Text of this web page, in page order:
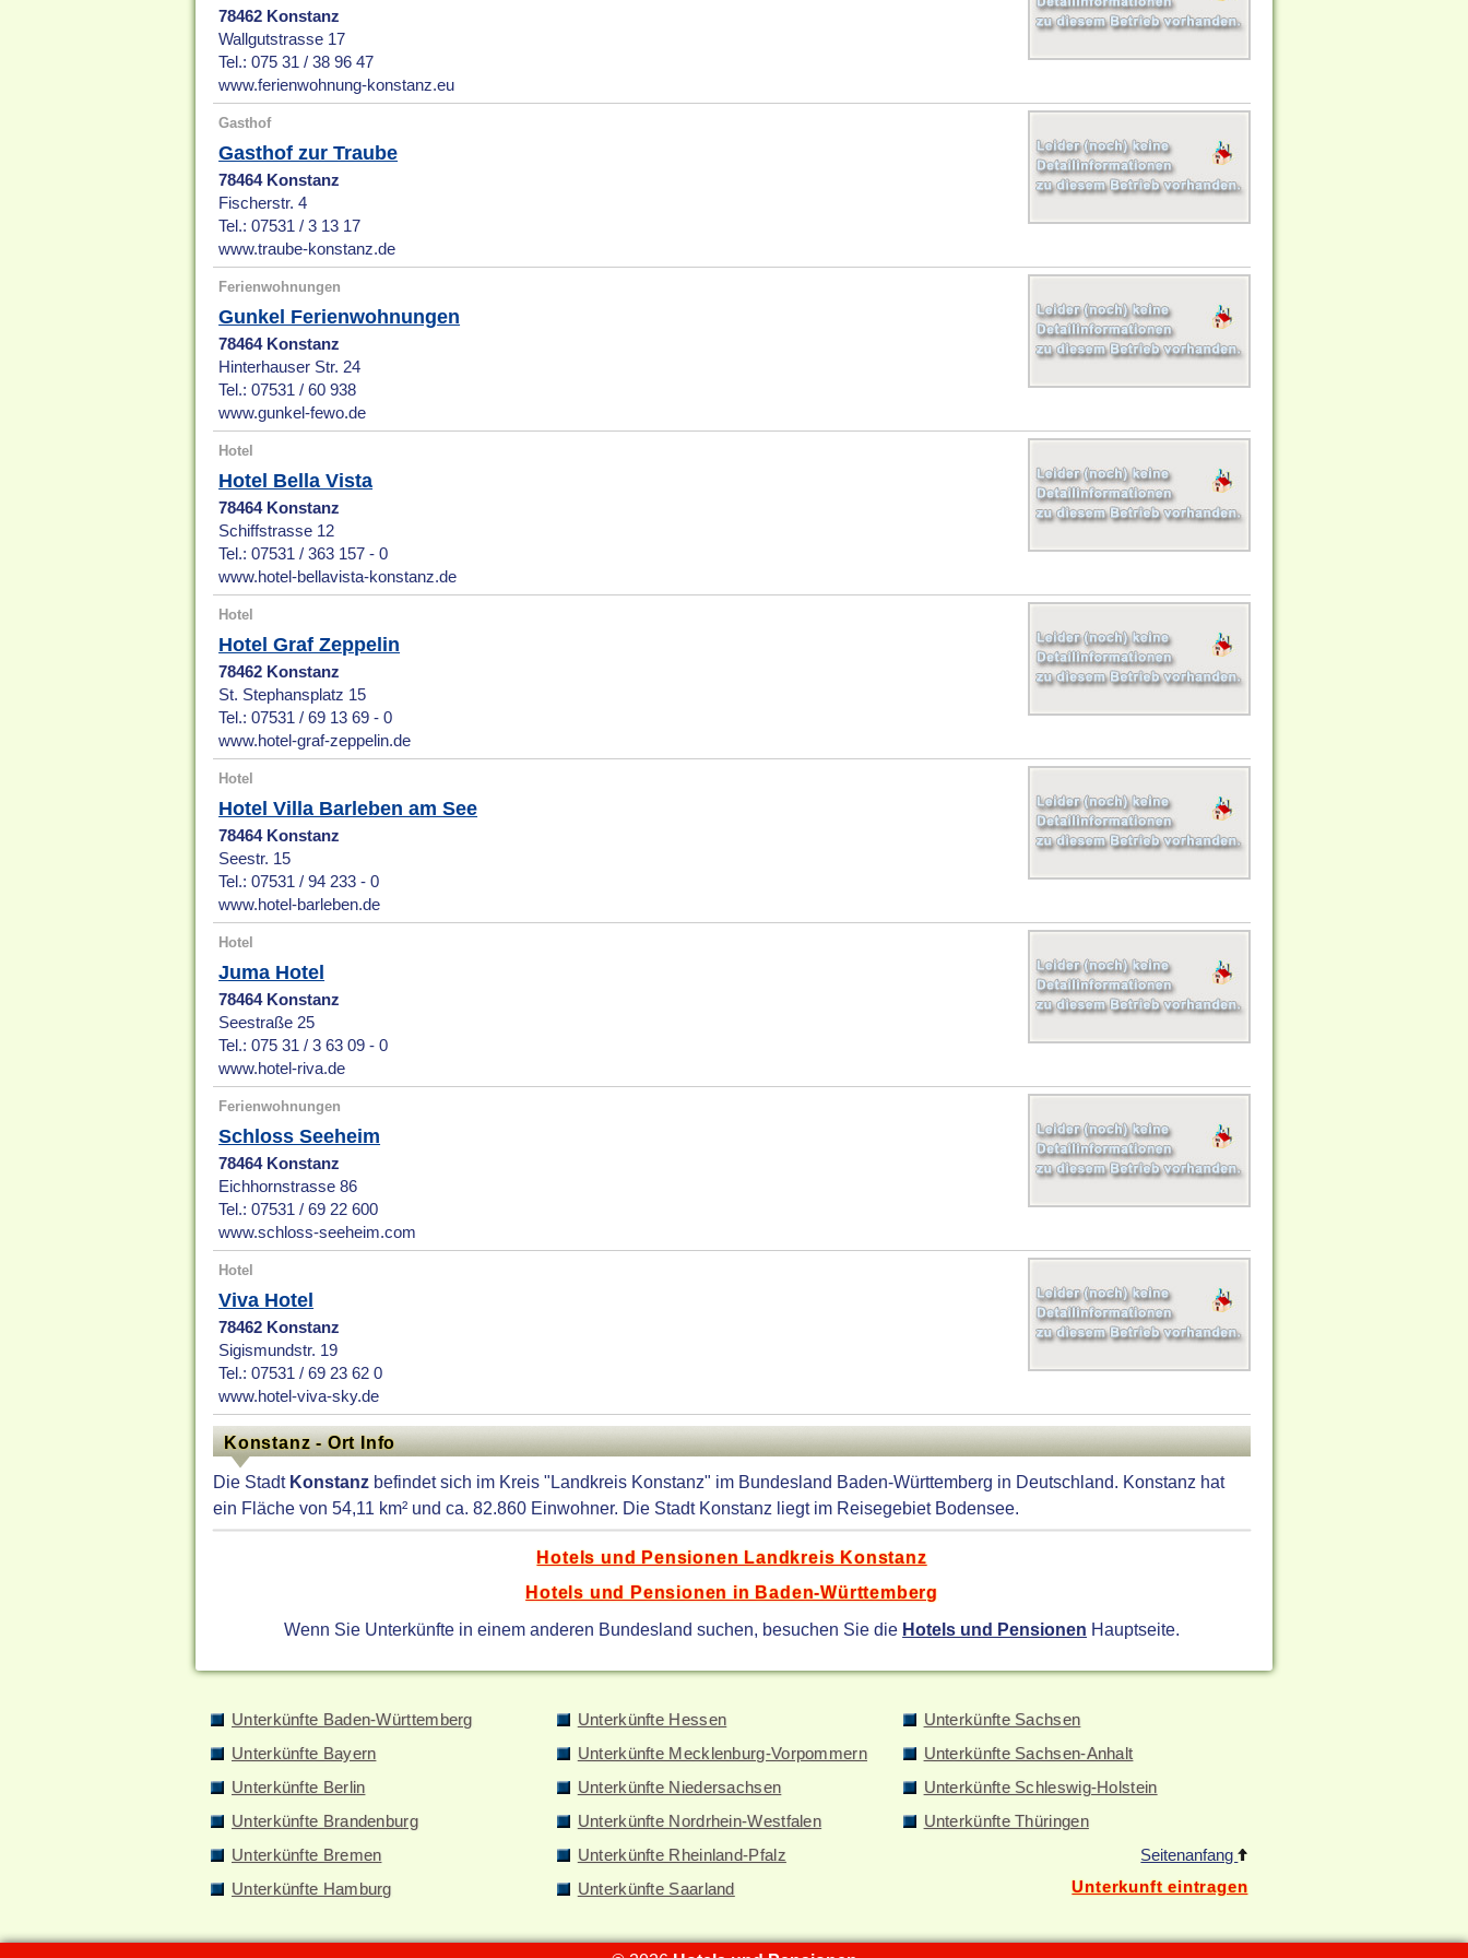
78462 Konstanz
Wallgutstrasse 17
Tel.: 075 31 / 38 96 47
www.ferienwohnung-konstanz.eu
Gasthof
Gasthof zur Traube
78464 Konstanz
Fischerstr. 4
Tel.: 07531 / 3 13 17
www.traube-konstanz.de
Ferienwohnungen
Gunkel Ferienwohnungen
78464 Konstanz
Hinterhauser Str. 24
Tel.: 07531 / 60 938
www.gunkel-fewo.de
Hotel
Hotel Bella Vista
78464 Konstanz
Schiffstrasse 12
Tel.: 07531 / 363 157 - 0
www.hotel-bellavista-konstanz.de
Hotel
Hotel Graf Zeppelin
78462 Konstanz
St. Stephansplatz 15
Tel.: 07531 / 69 13 69 - 0
www.hotel-graf-zeppelin.de
Hotel
Hotel Villa Barleben am See
78464 Konstanz
Seestr. 15
Tel.: 07531 / 94 233 - 0
www.hotel-barleben.de
Hotel
Juma Hotel
78464 Konstanz
Seestraße 25
Tel.: 075 31 / 3 63 09 - 0
www.hotel-riva.de
Ferienwohnungen
Schloss Seeheim
78464 Konstanz
Eichhornstrasse 86
Tel.: 07531 / 69 22 600
www.schloss-seeheim.com
Hotel
Viva Hotel
78462 Konstanz
Sigismundstr. 19
Tel.: 07531 / 69 23 62 0
www.hotel-viva-sky.de
Konstanz - Ort Info
Die Stadt Konstanz befindet sich im Kreis "Landkreis Konstanz" im Bundesland Baden-Württemberg in Deutschland. Konstanz hat
ein Fläche von 54,11 km² und ca. 82.860 Einwohner. Die Stadt Konstanz liegt im Reisegebiet Bodensee.
Hotels und Pensionen Landkreis Konstanz
Hotels und Pensionen in Baden-Württemberg
Wenn Sie Unterkünfte in einem anderen Bundesland suchen, besuchen Sie die Hotels und Pensionen Hauptseite.
Unterkünfte Baden-Württemberg
Unterkünfte Bayern
Unterkünfte Berlin
Unterkünfte Brandenburg
Unterkünfte Bremen
Unterkünfte Hamburg
Unterkünfte Hessen
Unterkünfte Mecklenburg-Vorpommern
Unterkünfte Niedersachsen
Unterkünfte Nordrhein-Westfalen
Unterkünfte Rheinland-Pfalz
Unterkünfte Saarland
Unterkünfte Sachsen
Unterkünfte Sachsen-Anhalt
Unterkünfte Schleswig-Holstein
Unterkünfte Thüringen
Seitenanfang
Unterkunft eintragen